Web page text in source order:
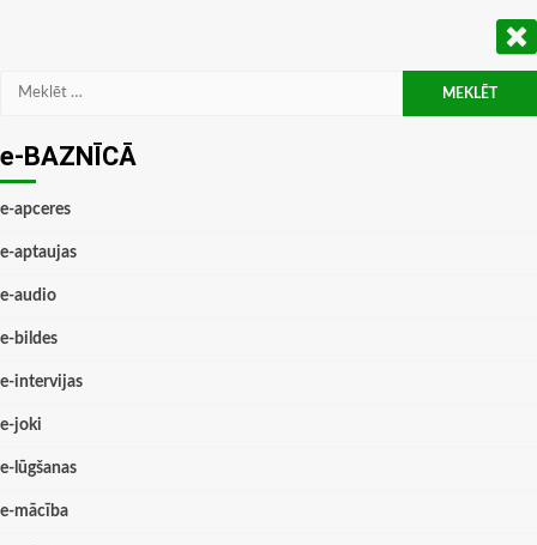
Meklēt:
e-BAZNĪCĀ
e-apceres
e-aptaujas
e-audio
e-bildes
e-intervijas
e-joki
e-lūgšanas
e-mācība